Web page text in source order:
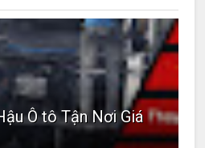
Ô tô Tận Nơi Giá